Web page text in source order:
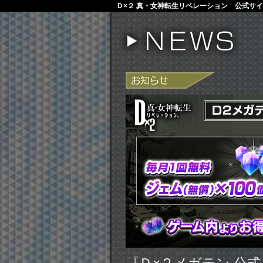
Ｄ×２ 真・女神転生リベレーション 公式サ